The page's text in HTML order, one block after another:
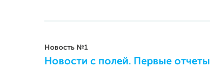
Новость №1
Новости с полей. Первые отчеты